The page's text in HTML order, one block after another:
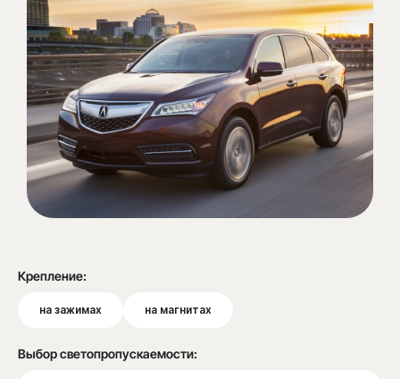
Крепление:
на зажимах на магнитах
Выбор светопропускаемости: